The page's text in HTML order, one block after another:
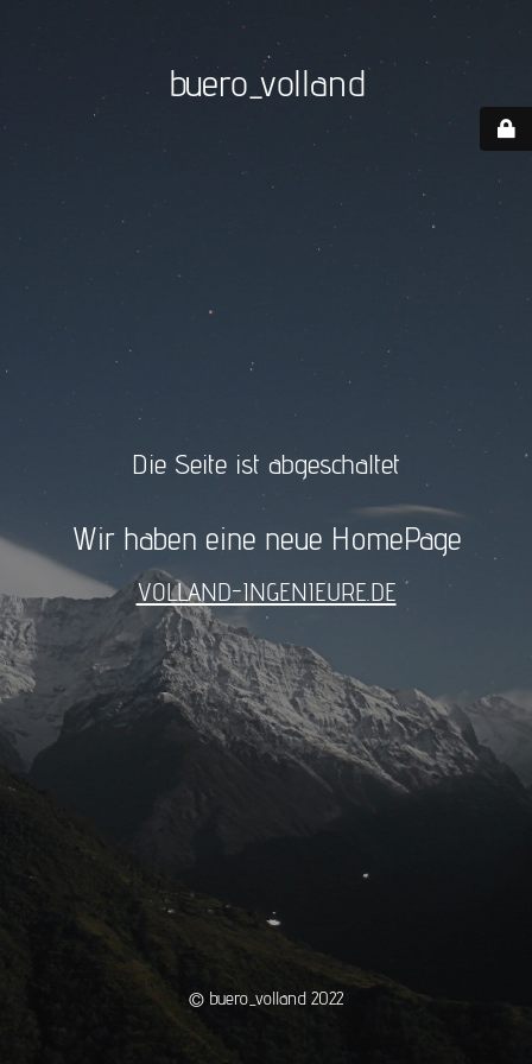
buero_volland
Die Seite ist abgeschaltet
Wir haben eine neue HomePage
VOLLAND-INGENIEURE.DE
© buero_volland 2022